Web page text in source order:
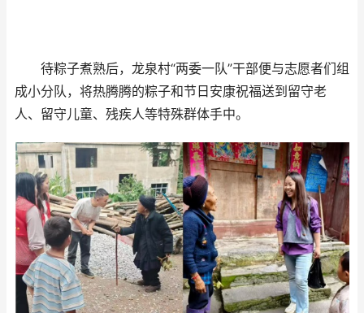
待粽子煮熟后，龙泉村“两委一队”干部便与志愿者们组
成小分队，将热腾腾的粽子和节日安康祝福送到留守老
人、留守儿童、残疾人等特殊群体手中。